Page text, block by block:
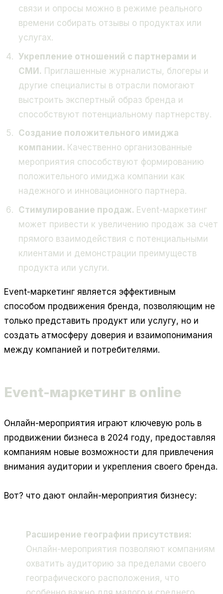
связи и опросы можно в режиме реального
времени собирать отзывы о продуктах или
услугах.
Укрепление отношений с партнерами и
СМИ. Приглашенные журналисты, блогеры и
другие специалисты в отрасли помогают
выстроить экспертный образ бренда и
способствуют потенциальному партнерству.
Создание положительного имиджа
компании. Качественно организованные
мероприятия способствуют формированию
положительного имиджа компании как
надежного и инновационного партнера.
Стимулирование продаж. Event-маркетинг
может привести к увеличению продаж за счет
прямого взаимодействия с потенциальными
клиентами и демонстрации преимуществ
продукта или услуги.
Event-маркетинг является эффективным
способом продвижения бренда, позволяющим не
только представить продукт или услугу, но и
создать атмосферу доверия и взаимопонимания
между компанией и потребителями.
Event-маркетинг в online
Онлайн-мероприятия играют ключевую роль в
продвижении бизнеса в 2024 году, предоставляя
компаниям новые возможности для привлечения
внимания аудитории и укрепления своего бренда.
Вот? что дают онлайн-мероприятия бизнесу:
Расширение географии присутствия:
Онлайн-мероприятия позволяют компаниям
охватить аудиторию за пределами своего
географического расположения, что